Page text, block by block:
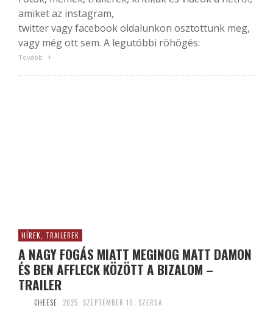
amiket az instagram,
twitter vagy facebook oldalunkon osztottunk meg,
vagy még ott sem. A legutóbbi röhögés:
Tovább
HÍREK, TRAILEREK
A NAGY FOGÁS MIATT MEGINOG MATT DAMON
ÉS BEN AFFLECK KÖZÖTT A BIZALOM –
TRAILER
CHEESE 2025. SZEPTEMBER 10. SZERDA